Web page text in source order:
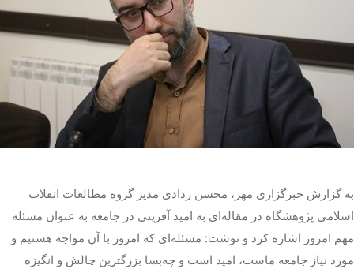
تک کده
پایگاه خبری آبان
خرید موتور ایمپلنت
به گزارش خبرگزاری مهر، محسن ردادی مدیر گروه مطالعات انقلاب
اسلامی پژوهشگاه در مقاله‌ای به امید آفرینی در جامعه به عنوان مسئله
مهم امروز اشاره کرد و نوشت: مسئله‌ای که امروز با آن مواجه هستیم و
مورد نیاز جامعه ماست، امید است و چه‌بسا بزرگترین چالش و انگیزه